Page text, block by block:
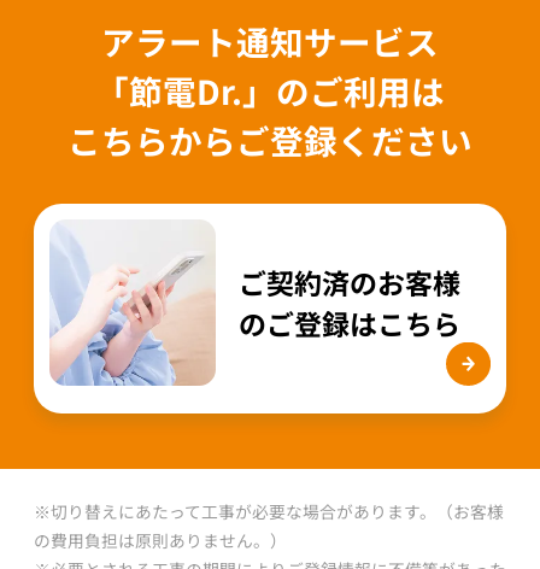
アラート通知サービス
「節電Dr.」のご利用は
こちらからご登録ください
ご契約済のお客様
のご登録はこちら
※切り替えにあたって工事が必要な場合があります。（お客様
の費用負担は原則ありません。）